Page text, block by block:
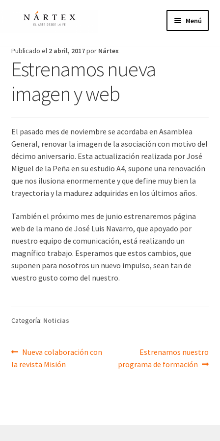
Menú
Inicio
Actividades
Proyectos de verano
Publicaciones
Nosotros
Publicado el 2 abril, 2017por Nártex
Estrenamos nueva
imagen y web
El pasado mes de noviembre se acordaba en Asamblea
General, renovar la imagen de la asociación con motivo del
décimo aniversario. Esta actualización realizada por José
Miguel de la Peña en su estudio A4, supone una renovación
que nos ilusiona enormemente y que define muy bien la
trayectoria y la madurez adquiridas en los últimos años.
También el próximo mes de junio estrenaremos página
web de la mano de José Luis Navarro, que apoyado por
nuestro equipo de comunicación, está realizando un
magnífico trabajo. Esperamos que estos cambios, que
suponen para nosotros un nuevo impulso, sean tan de
vuestro gusto como del nuestro.
Categoría: Noticias
Navegación
de
Anterior:
Nueva colaboración con
la revista Misión
Siguiente:
Estrenamos nuestro
programa de formación